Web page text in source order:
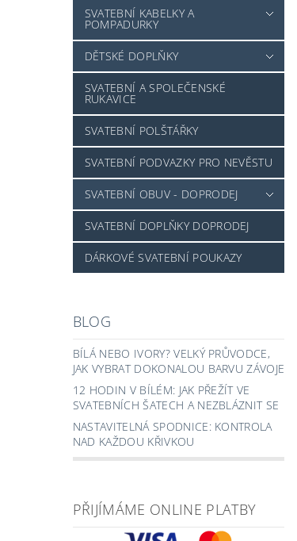
SVATEBNÍ KABELKY A
POMPADURKY
DĚTSKÉ DOPLŇKY
SVATEBNÍ A SPOLEČENSKÉ
RUKAVICE
SVATEBNÍ POLŠTÁŘKY
SVATEBNÍ PODVAZKY PRO NEVĚSTU
SVATEBNÍ OBUV - DOPRODEJ
SVATEBNÍ DOPLŇKY DOPRODEJ
DÁRKOVÉ SVATEBNÍ POUKAZY
BLOG
BÍLÁ NEBO IVORY? VELKÝ PRŮVODCE,
JAK VYBRAT DOKONALOU BARVU ZÁVOJE
12 HODIN V BÍLÉM: JAK PŘEŽÍT VE
SVATEBNÍCH ŠATECH A NEZBLÁZNIT SE
NASTAVITELNÁ SPODNICE: KONTROLA
NAD KAŽDOU KŘIVKOU
PŘIJÍMÁME ONLINE PLATBY